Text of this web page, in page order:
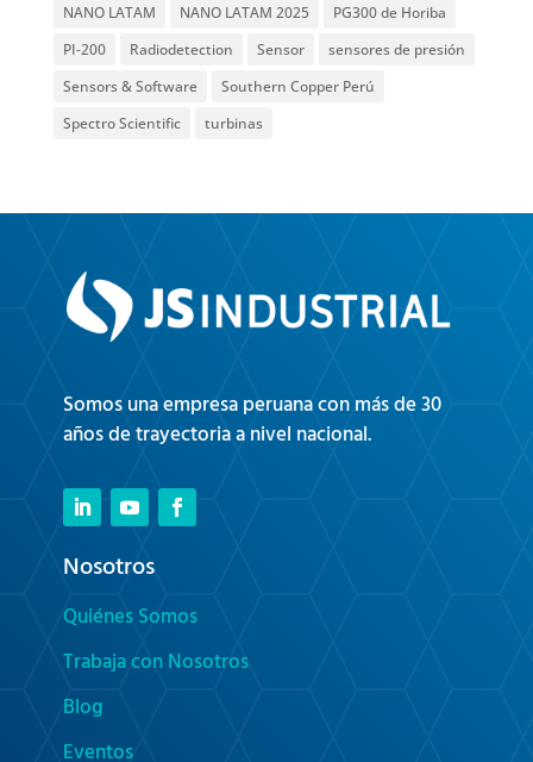
NANO LATAM
NANO LATAM 2025
PG300 de Horiba
PI-200
Radiodetection Sensor
sensores de presión
Sensors & Software
Southern Copper Perú
Spectro Scientific
turbinas
Somos una empresa peruana con más de 30
años de trayectoria a nivel nacional.
Nosotros
Quiénes Somos
Trabaja con Nosotros
Blog